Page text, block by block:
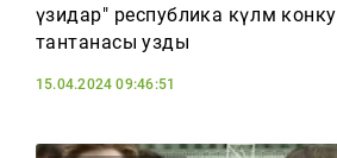
үзидарә" республика күләм
тантанасы узды
15.04.2024 09:46:51